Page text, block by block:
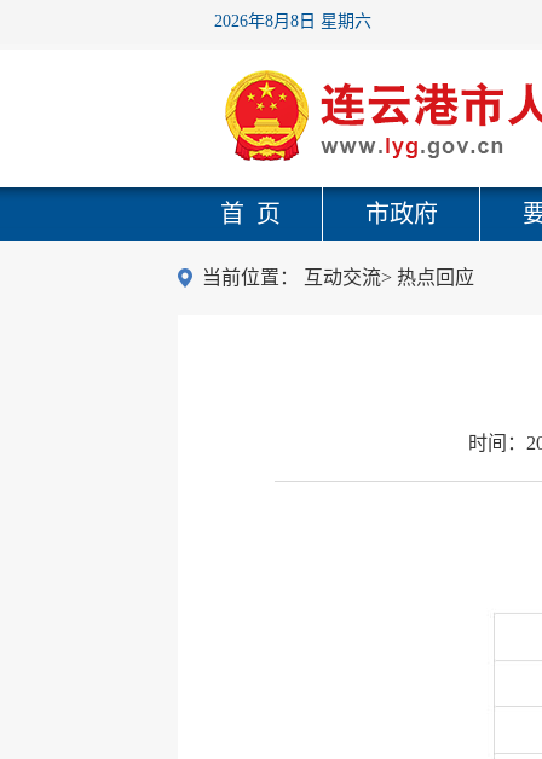
2026年8月8日 星期六
首 页 市政府
当前位置： 互动交流> 热点回应
时间：